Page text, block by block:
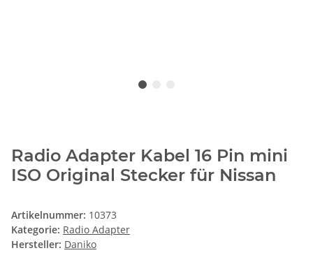
Radio Adapter Kabel 16 Pin mini
ISO Original Stecker für Nissan
Artikelnummer: 10373
Kategorie: Radio Adapter
Hersteller: Daniko